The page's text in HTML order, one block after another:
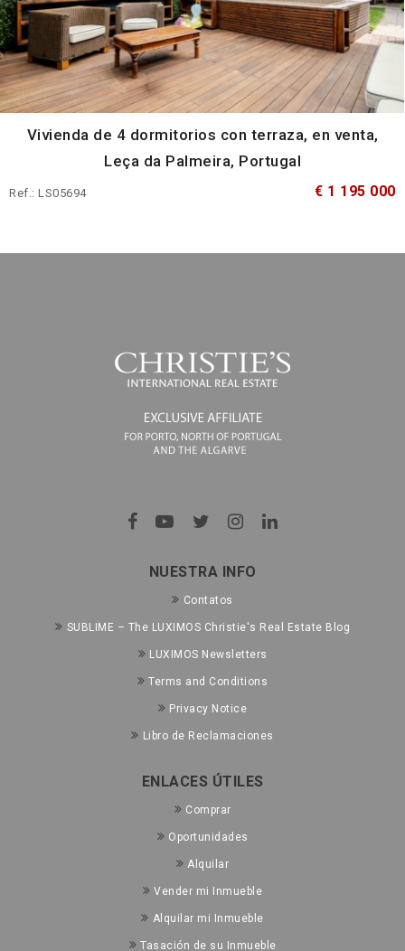
Vivienda de 4 dormitorios con terraza, en venta,
Leça da Palmeira, Portugal
Ref.: LS05694 € 1 195 000
NUESTRA INFO
Contatos
SUBLIME – The LUXIMOS Christie's Real Estate Blog
LUXIMOS Newsletters
Terms and Conditions
Privacy Notice
Libro de Reclamaciones
ENLACES ÚTILES
Comprar
Oportunidades
Alquilar
Vender mi Inmueble
Alquilar mi Inmueble
Tasación de su Inmueble